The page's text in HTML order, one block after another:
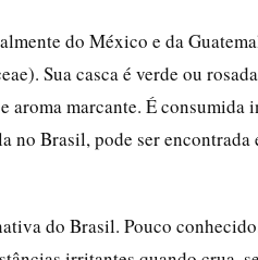
do México e da
Sua casca é verde ou
aroma marcante. É consumida
Brasil, pode ser encontrada
do Brasil. Pouco